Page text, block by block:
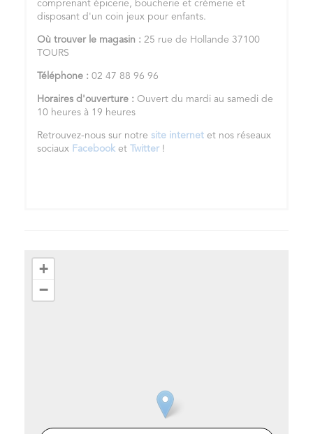
comprenant épicerie, boucherie et crèmerie et
disposant d'un coin jeux pour enfants.
Où trouver le magasin : 25 rue de Hollande 37100
TOURS
Téléphone : 02 47 88 96 96
Horaires d'ouverture : Ouvert du mardi au samedi de
10 heures à 19 heures
Retrouvez-nous sur notre site internet et nos réseaux
sociaux Facebook et Twitter !
+
−